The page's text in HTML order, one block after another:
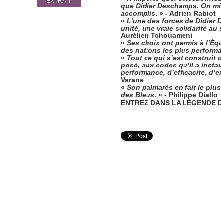
que Didier Deschamps. On
accomplis. » - Adrien Rabiot
« L’une des forces de Didier
unité, une vraie solidarité au
Aurélien Tchouaméni
« Ses choix ont permis à
des nations les plus
« Tout ce qui s’est construit
posé, aux codes qu’il a
performance, d’efficacité,
Varane
« Son palmarès en fait le
des Bleus. » - Philippe Diallo
ENTREZ DANS LA LÉGENDE